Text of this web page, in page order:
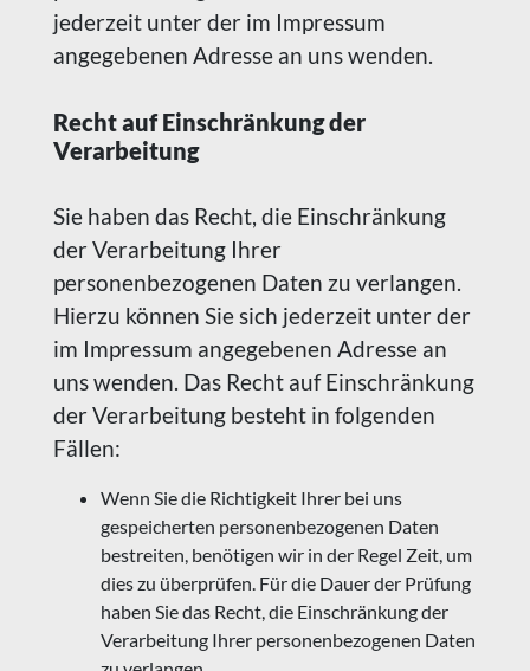
jederzeit unter der im Impressum
angegebenen Adresse an uns wenden.
Recht auf Einschränkung der
Verarbeitung
Sie haben das Recht, die Einschränkung
der Verarbeitung Ihrer
personenbezogenen Daten zu verlangen.
Hierzu können Sie sich jederzeit unter der
im Impressum angegebenen Adresse an
uns wenden. Das Recht auf Einschränkung
der Verarbeitung besteht in folgenden
Fällen:
Wenn Sie die Richtigkeit Ihrer bei uns
gespeicherten personenbezogenen Daten
bestreiten, benötigen wir in der Regel Zeit, um
dies zu überprüfen. Für die Dauer der Prüfung
haben Sie das Recht, die Einschränkung der
Verarbeitung Ihrer personenbezogenen Daten